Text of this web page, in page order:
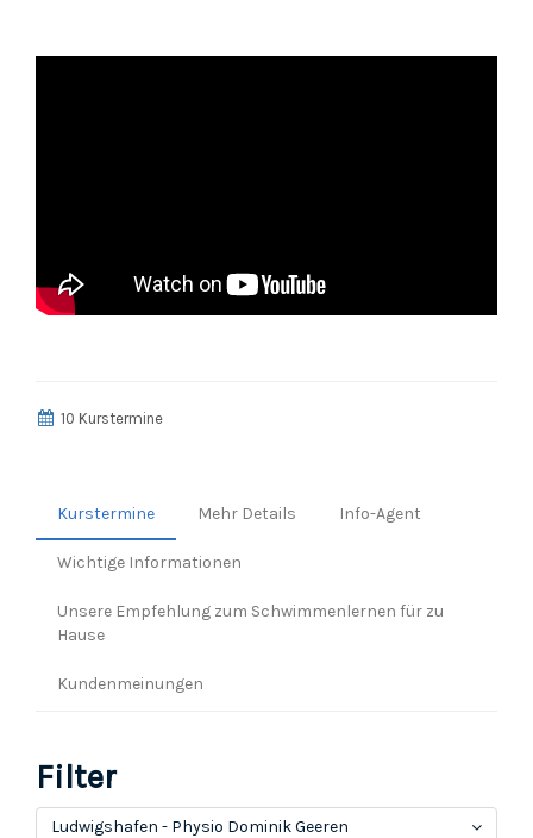
10 Kurstermine
Kurstermine Mehr Details Info-Agent
Wichtige Informationen
Unsere Empfehlung zum Schwimmenlernen für zu
Hause
Kundenmeinungen
Filter
Ludwigshafen - Physio Dominik Geeren